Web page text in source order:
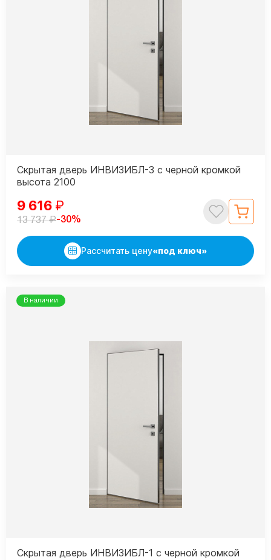
Скрытая дверь ИНВИЗИБЛ-3 с черной кромкой
высота 2100
9 616 ₽
13 737₽-30%
Рассчитать цену«под ключ»
В наличии
Скрытая дверь ИНВИЗИБЛ-1 с черной кромкой